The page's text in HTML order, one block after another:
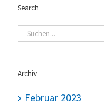
Search
Suche
Archiv
Februar 2023